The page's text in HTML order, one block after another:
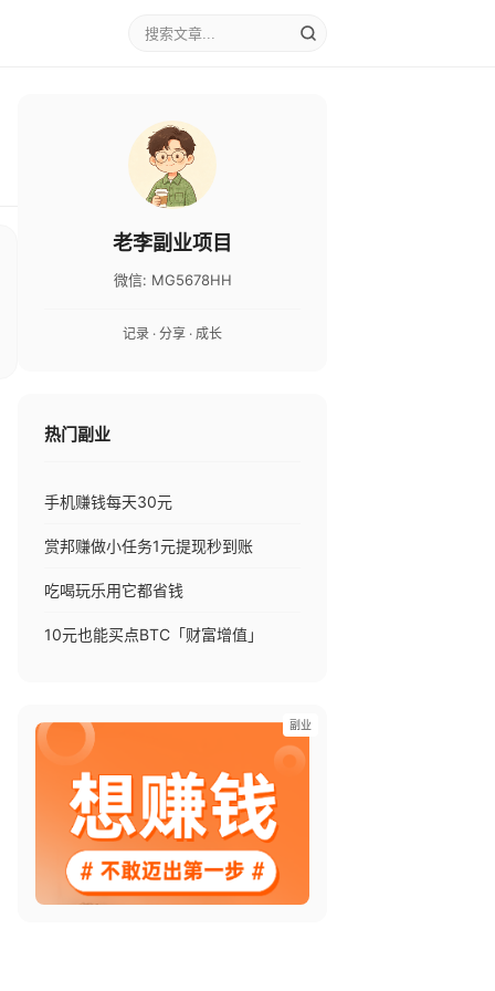
老李副业项目
微信: MG5678HH
记录 · 分享 · 成长
热门副业
手机赚钱每天30元
赏邦赚做小任务1元提现秒到账
吃喝玩乐用它都省钱
10元也能买点BTC「财富增值」
副业